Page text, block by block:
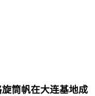
筒帆在大连基地成